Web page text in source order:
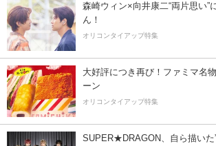
森崎ウィン×向井康二“両片思い”
ん！
オリコンタイアップ特集
大好評につき再び！ファミマ名
ーン
オリコンタイアップ特集
SUPER★DRAGON、自ら描いた